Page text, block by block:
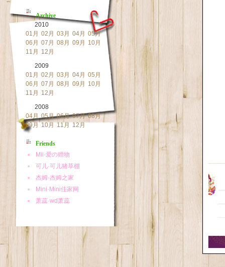
Archive
2010
01月 02月 03月 04月 05月
06月 07月 08月 09月
10月
11月
12月
2009
01月 02月 03月 04月 05月
06月 07月 08月 09月
10月
11月
12月
2008
04月 05月 06月 07月 08月
09月
10月 11月 12月
Friends